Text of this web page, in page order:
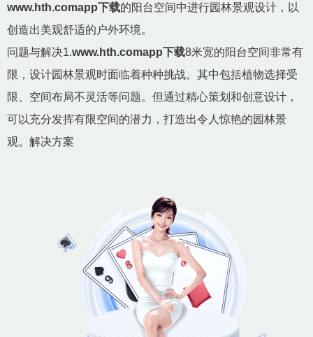
www.hth.comapp下载的阳台空间中进行园林景观设计，以
创造出美观舒适的户外环境。
问题与解决1.www.hth.comapp下载8米宽的阳台空间非常有
限，设计园林景观时面临着种种挑战。其中包括植物选择受
限、空间布局不灵活等问题。但通过精心策划和创意设计，
可以充分发挥有限空间的潜力，打造出令人惊艳的园林景
观。解决方案